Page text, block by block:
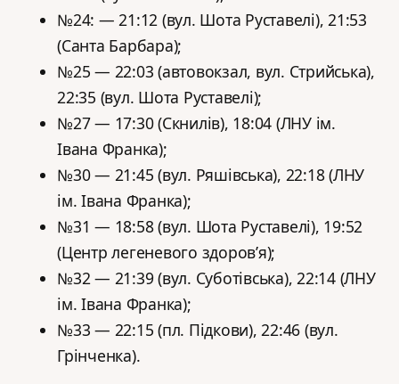
№24: — 21:12 (вул. Шота Руставелі), 21:53
(Санта Барбара);
№25 — 22:03 (автовокзал, вул. Стрийська),
22:35 (вул. Шота Руставелі);
№27 — 17:30 (Скнилів), 18:04 (ЛНУ ім.
Івана Франка);
№30 — 21:45 (вул. Ряшівська), 22:18 (ЛНУ
ім. Івана Франка);
№31 — 18:58 (вул. Шота Руставелі), 19:52
(Центр легеневого здоров’я);
№32 — 21:39 (вул. Суботівська), 22:14 (ЛНУ
ім. Івана Франка);
№33 — 22:15 (пл. Підкови), 22:46 (вул.
Грінченка).